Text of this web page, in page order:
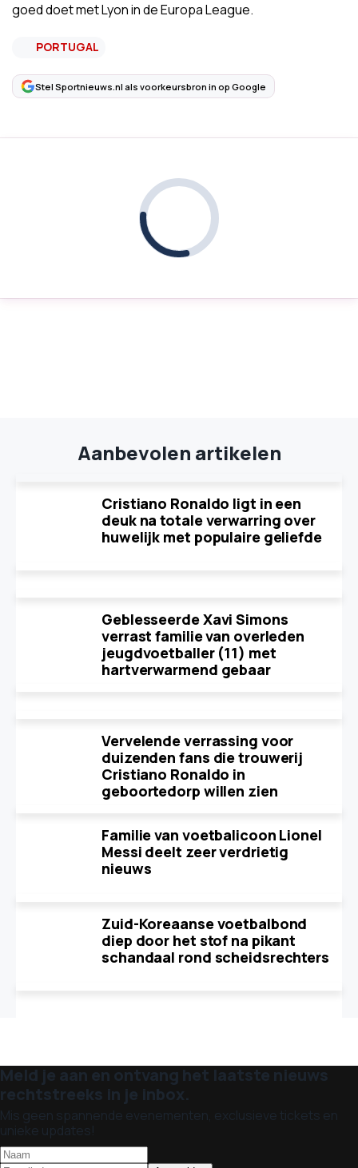
goed doet met Lyon in de Europa League.
PORTUGAL
Stel Sportnieuws.nl als voorkeursbron in op Google
Aanbevolen artikelen
Cristiano Ronaldo ligt in een
deuk na totale verwarring over
huwelijk met populaire geliefde
Geblesseerde Xavi Simons
verrast familie van overleden
jeugdvoetballer (11) met
hartverwarmend gebaar
Vervelende verrassing voor
duizenden fans die trouwerij
Cristiano Ronaldo in
geboortedorp willen zien
Familie van voetbalicoon Lionel
Messi deelt zeer verdrietig
nieuws
Zuid-Koreaanse voetbalbond
diep door het stof na pikant
schandaal rond scheidsrechters
Meld je aan en ontvang het laatste nieuws
rechtstreeks in je inbox.
Mis geen spannende evenementen, exclusieve tickets en
unieke updates!